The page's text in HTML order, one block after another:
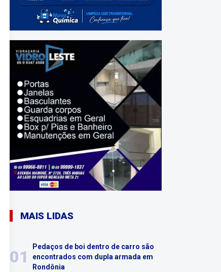
MAIS LIDAS
01
Pedaços de boi dentro de carro são
encontrados com dupla armada em
Rondônia